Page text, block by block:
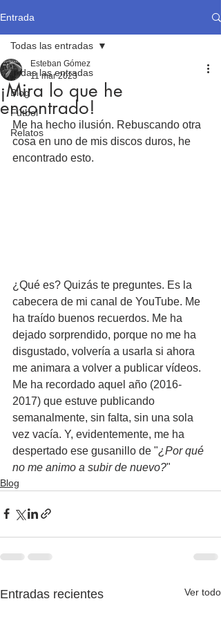
Entrada
Todas las entradas
Blog
Fútbol
Relatos
Todas las entradas
¡Mira lo que he
encontrado!
Esteban Gómez
11 mar 2023
Me ha hecho ilusión. Rebuscando otra
cosa en uno de mis discos duros, he
encontrado esto.
¿Qué es? Quizás te preguntes. Es la
cabecera de mi canal de YouTube. Me
ha traído buenos recuerdos. Me ha
dejado sorprendido, porque no me ha
disgustado, volvería a usarla si ahora
me animara a volver a publicar vídeos.
Me ha recordado aquel año (2016-
2017) que estuve publicando
semanalmente, sin falta, sin una sola
vez vacía. Y, evidentemente, me ha
despertado ese gusanillo de "¿Por qué
no me animo a subir de nuevo?"
Blog
Entradas recientes Ver todo